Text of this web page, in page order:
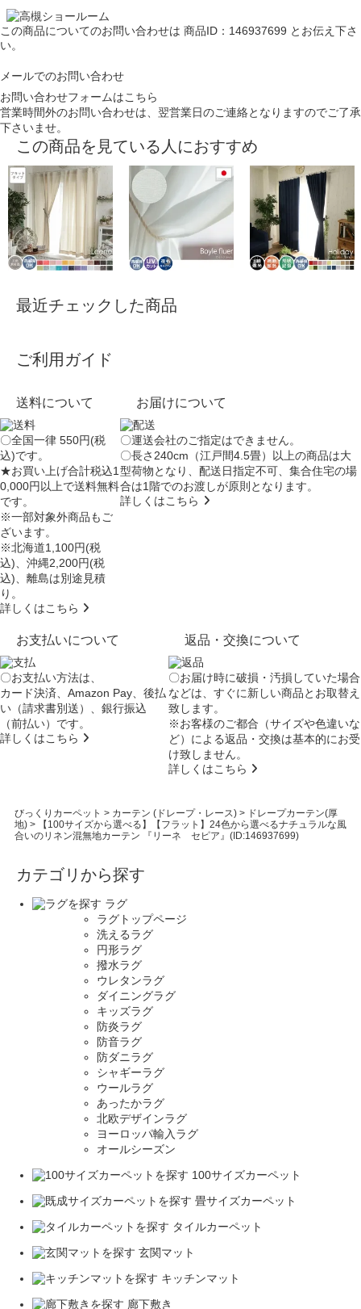
この商品についてのお問い合わせは 商品ID：146937699 とお伝え下さ
い。
メールでのお問い合わせ
お問い合わせフォームはこちら
営業時間外のお問い合わせは、翌営業日のご連絡となりますのでご了承
下さいませ。
この商品を見ている人におすすめ
最近チェックした商品
ご利用ガイド
送料について
〇全国一律 550円(税
込)です。
★お買い上げ合計税込1
0,000円以上で送料無料
です。
※一部対象外商品もご
ざいます。
※北海道1,100円(税
込)、沖縄2,200円(税
込)、離島は別途見積
り。
詳しくはこちら
お届けについて
〇運送会社のご指定はできません。
〇長さ240cm（江戸間4.5畳）以上の商品は大
型荷物となり、配送日指定不可 、集合住宅の場
合は1階でのお渡しが原則となります。
詳しくはこちら
お支払いについて
〇お支払い方法は、
カード決済、Amazon Pay、後払
い（請求書別送）、銀行振込
（前払い）です。
詳しくはこちら
返品・交換について
〇お届け時に破損・汚損していた場合
などは、すぐに新しい商品とお取替え
致します。
※お客様のご都合（サイズや色違いな
ど）による返品・交換は基本的にお受
け致しません。
詳しくはこちら
びっくりカーペット > カーテン (ドレープ・レース)> ドレープカーテン(厚
地)>
【100サイズから選べる】【フラット】24色から選べるナチュラルな風
合いのリネン混無地カーテン 『リーネ セピア』(ID:146937699)
カテゴリから探す
ラグ
ラグトップページ
洗えるラグ
円形ラグ
撥水ラグ
ウレタンラグ
ダイニングラグ
キッズラグ
防炎ラグ
防音ラグ
防ダニラグ
シャギーラグ
ウールラグ
あったかラグ
北欧デザインラグ
ヨーロッパ輸入ラグ
オールシーズン
100サイズカーペット
畳サイズカーペット
タイルカーペット
玄関マット
キッチンマット
廊下敷き